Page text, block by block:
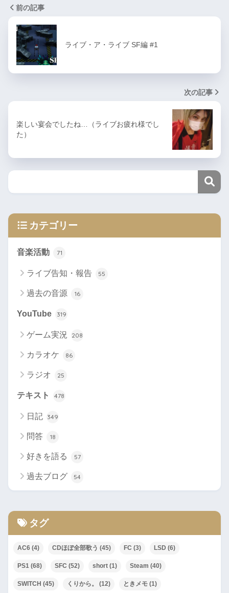
前の記事
ライブ・ア・ライブ SF編 #1
次の記事
楽しい宴会でしたね…（ライブお疲れ様でし
た）
カテゴリー
音楽活動 71
ライブ告知・報告 55
過去の音源 16
YouTube 319
ゲーム実況 208
カラオケ 86
ラジオ 25
テキスト 478
日記 349
問答 18
好きを語る 57
過去ブログ 54
タグ
AC6 (4) CDほぼ全部歌う (45) FC (3) LSD (6)
PS1 (68) SFC (52) short (1) Steam (40)
SWITCH (45) くりから。 (12) ときメモ (1)